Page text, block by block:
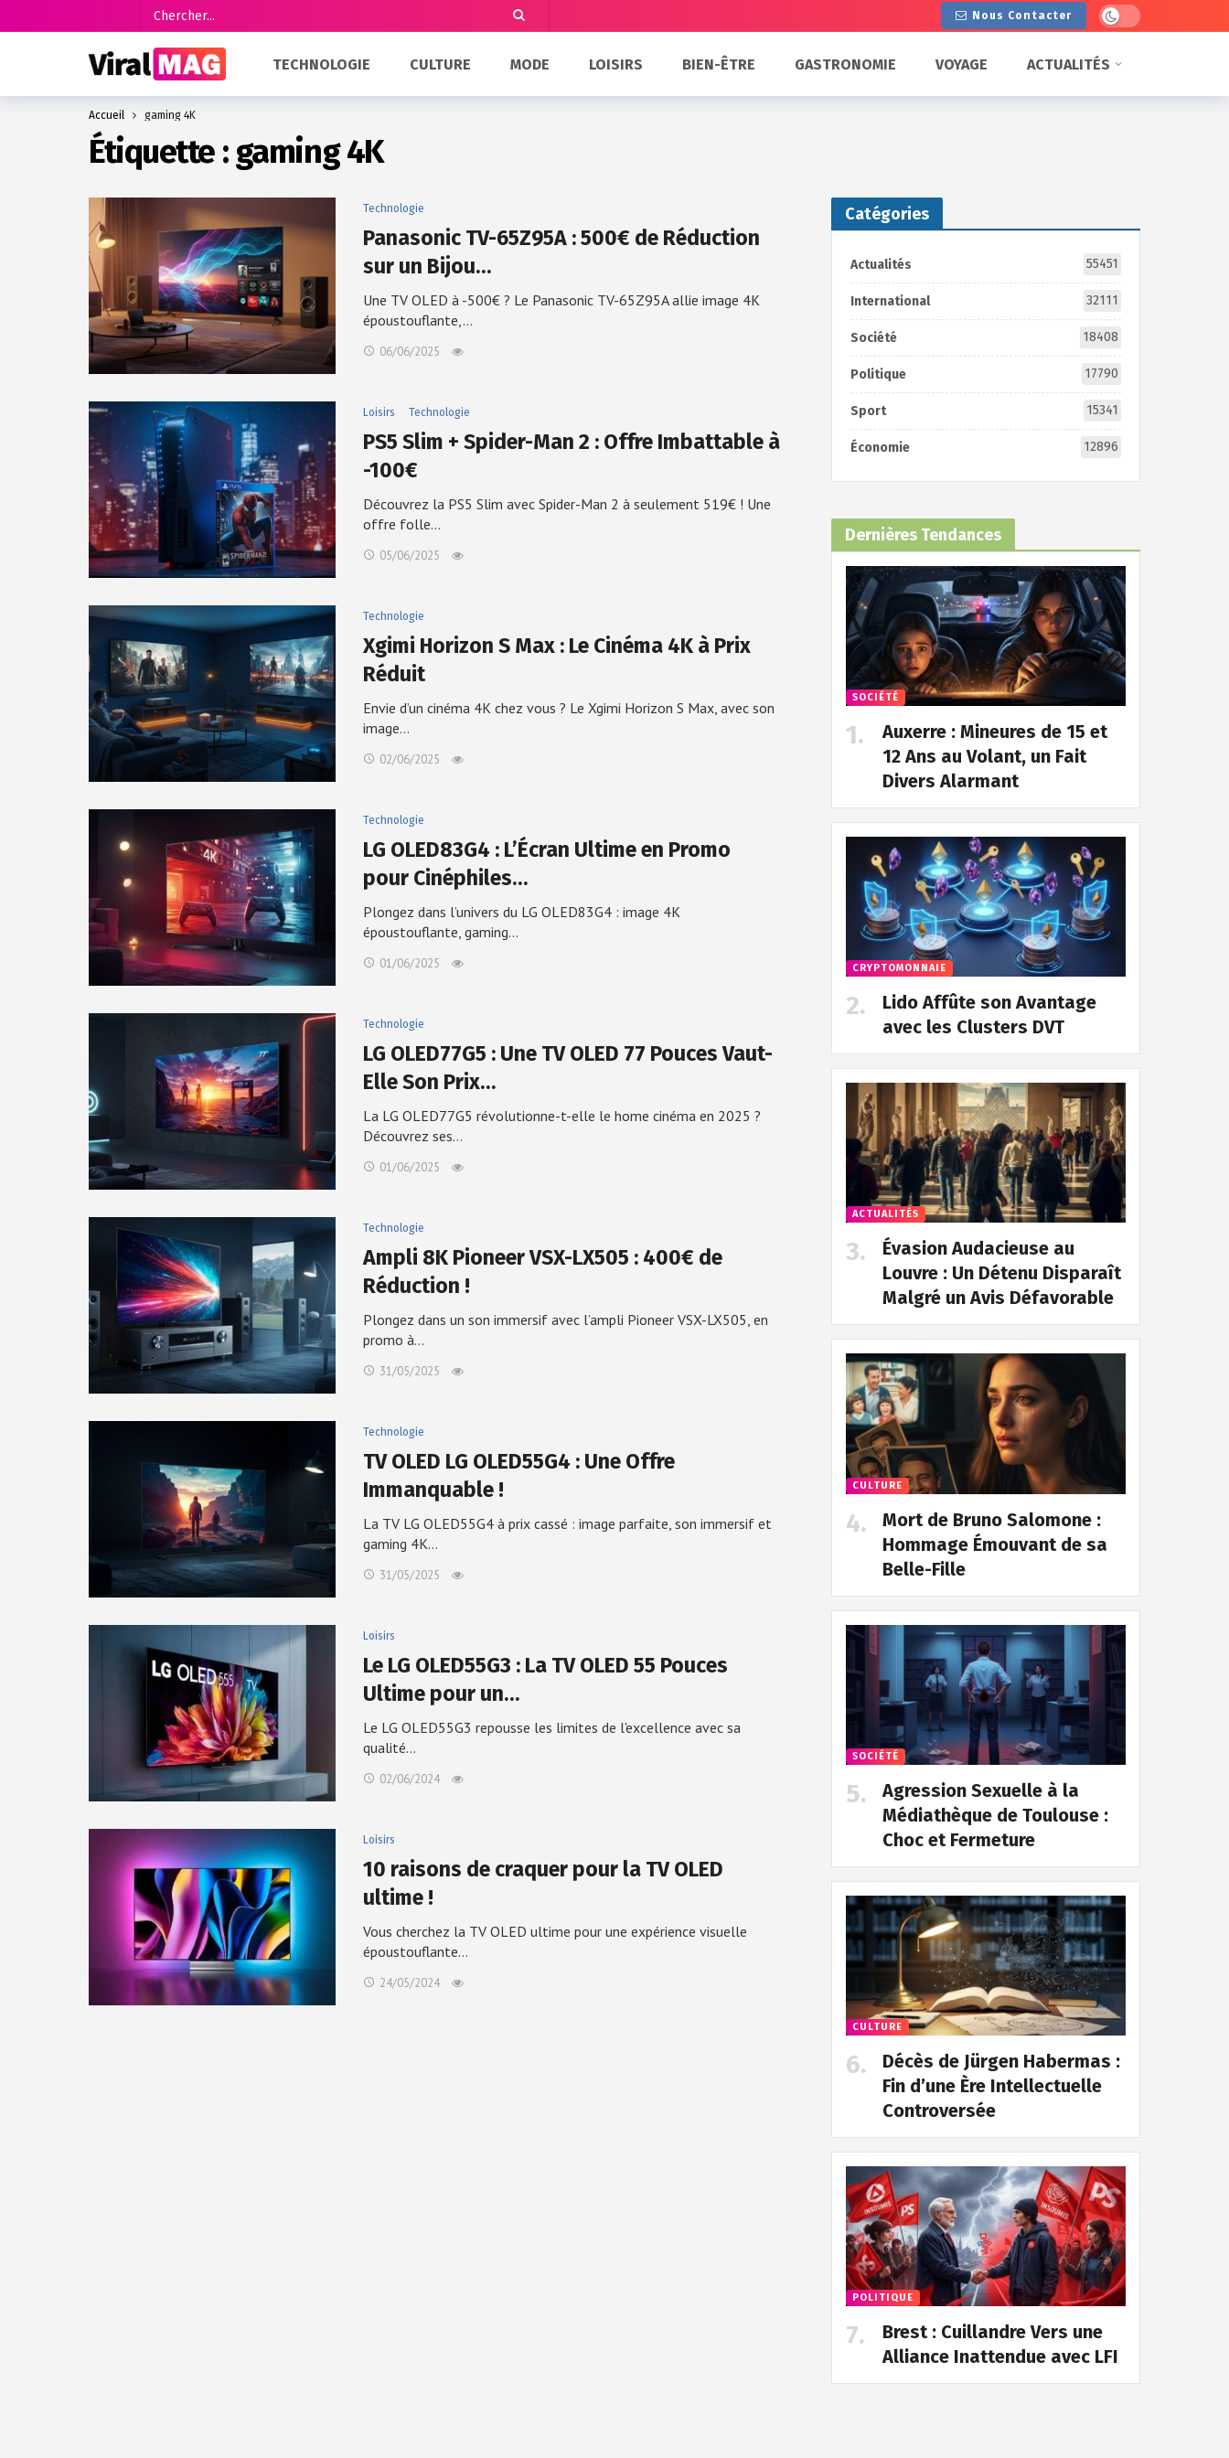
Nous Contacter Dark mode
TECHNOLOGIE CULTURE MODE LOISIRS BIEN-ÊTRE GASTRONOMIE VOYAGE ACTUALITÉS
Accueil gaming 4K
Étiquette : gaming 4K
Technologie
Panasonic TV-65Z95A : 500€ de Réduction
sur un Bijou…
Une TV OLED à -500€ ? Le Panasonic TV-65Z95A allie image 4K
époustouflante,…
06/06/2025
Loisirs Technologie
PS5 Slim + Spider-Man 2 : Offre Imbattable à
-100€
Découvrez la PS5 Slim avec Spider-Man 2 à seulement 519€ ! Une
offre folle…
05/06/2025
Technologie
Xgimi Horizon S Max : Le Cinéma 4K à Prix
Réduit
Envie d’un cinéma 4K chez vous ? Le Xgimi Horizon S Max, avec son
image…
02/06/2025
Technologie
LG OLED83G4 : L’Écran Ultime en Promo
pour Cinéphiles…
Plongez dans l’univers du LG OLED83G4 : image 4K
époustouflante, gaming…
01/06/2025
Technologie
LG OLED77G5 : Une TV OLED 77 Pouces Vaut-
Elle Son Prix…
La LG OLED77G5 révolutionne-t-elle le home cinéma en 2025 ?
Découvrez ses…
01/06/2025
Technologie
Ampli 8K Pioneer VSX-LX505 : 400€ de
Réduction !
Plongez dans un son immersif avec l’ampli Pioneer VSX-LX505, en
promo à…
31/05/2025
Technologie
TV OLED LG OLED55G4 : Une Offre
Immanquable !
La TV LG OLED55G4 à prix cassé : image parfaite, son immersif et
gaming 4K…
31/05/2025
Loisirs
Le LG OLED55G3 : La TV OLED 55 Pouces
Ultime pour un…
Le LG OLED55G3 repousse les limites de l'excellence avec sa
qualité…
02/06/2024
Loisirs
10 raisons de craquer pour la TV OLED
ultime !
Vous cherchez la TV OLED ultime pour une expérience visuelle
époustouflante…
24/05/2024
Catégories
Actualités 55451
International 32111
Société 18408
Politique 17790
Sport 15341
Économie 12896
Dernières Tendances
SOCIÉTÉ
Auxerre : Mineures de 15 et
12 Ans au Volant, un Fait
Divers Alarmant
CRYPTOMONNAIE
Lido Affûte son Avantage
avec les Clusters DVT
ACTUALITÉS
Évasion Audacieuse au
Louvre : Un Détenu Disparaît
Malgré un Avis Défavorable
CULTURE
Mort de Bruno Salomone :
Hommage Émouvant de sa
Belle-Fille
SOCIÉTÉ
Agression Sexuelle à la
Médiathèque de Toulouse :
Choc et Fermeture
CULTURE
Décès de Jürgen Habermas :
Fin d’une Ère Intellectuelle
Controversée
POLITIQUE
Brest : Cuillandre Vers une
Alliance Inattendue avec LFI